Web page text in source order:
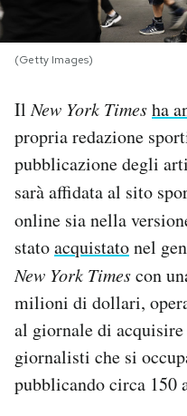
AREA PERSONALE
Newsletter
Notifiche mobile
Regala il Post
Hai bisogno di aiuto?
Esci
(Getty Images)
IlNew York Timesha
propria redazione
pubblicazione degli
sarà affidata al sito
online sia nella
statoacquistatonel
New York Timescon
milioni di dollari,
al giornale di
giornalisti che si
pubblicando circa